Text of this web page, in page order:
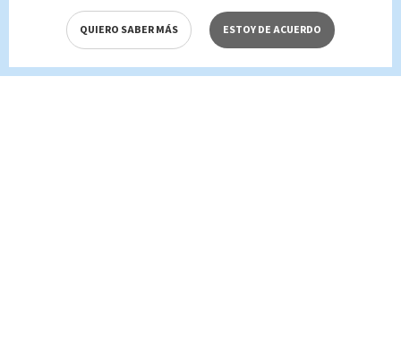
QUIERO SABER MÁS ESTOY DE ACUERDO